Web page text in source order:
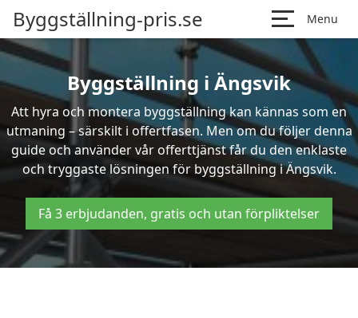
Byggställning-pris.se Menu
Byggställning i Ängsvik
Att hyra och montera byggställning kan kännas som en
utmaning – särskilt i offertfasen. Men om du följer denna
guide och använder vår offerttjänst får du den enklaste
och tryggaste lösningen för byggställning i Ängsvik.
Få 3 erbjudanden, gratis och utan förpliktelser